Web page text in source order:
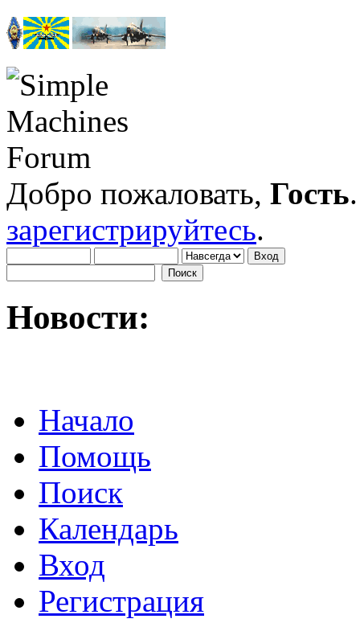
Добро пожаловать, Гость
зарегистрируйтесь.
Новости:
Начало
Помощь
Поиск
Календарь
Вход
Регистрация